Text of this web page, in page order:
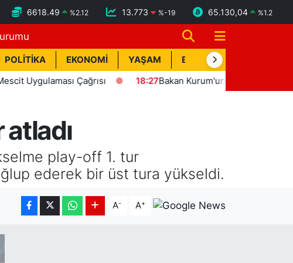
6618.49 %2.12 13.773 %-19 65.130,04 %1.2
POLİTİKA EKONOMİ YAŞAM BİK İLAN
Çağrısı 18:27 Bakan Kurum'un katılımıyla Hatay'da
play-off 1. tur
ederek bir üst tura yükseldi.
A- A+